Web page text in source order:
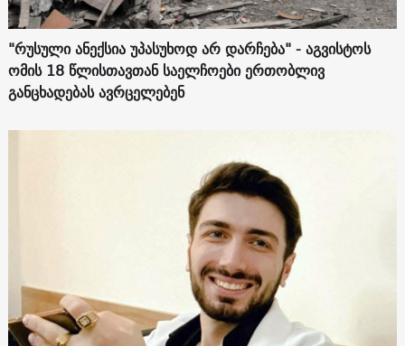
"რუსული ანექსია უპასუხოდ არ დარჩება" - აგვისტოს
ომის 18 წლისთავთან საელჩოები ერთობლივ
განცხადებას ავრცელებენ